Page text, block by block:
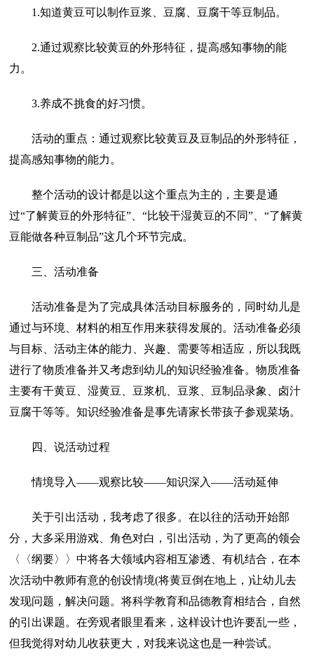
1.知道黄豆可以制作豆浆、豆腐、豆腐干等豆制品。
2.通过观察比较黄豆的外形特征，提高感知事物的能
力。
3.养成不挑食的好习惯。
活动的重点：通过观察比较黄豆及豆制品的外形特征，
提高感知事物的能力。
整个活动的设计都是以这个重点为主的，主要是通
过“了解黄豆的外形特征”、“比较干湿黄豆的不同”、“了解黄
豆能做各种豆制品”这几个环节完成。
三、活动准备
活动准备是为了完成具体活动目标服务的，同时幼儿是
通过与环境、材料的相互作用来获得发展的。活动准备必须
与目标、活动主体的能力、兴趣、需要等相适应，所以我既
进行了物质准备并又考虑到幼儿的知识经验准备。物质准备
主要有干黄豆、湿黄豆、豆浆机、豆浆、豆制品录象、卤汁
豆腐干等等。知识经验准备是事先请家长带孩子参观菜场。
四、说活动过程
情境导入——观察比较——知识深入——活动延伸
关于引出活动，我考虑了很多。在以往的活动开始部
分，大多采用游戏、角色对白，引出活动，为了更高的领会
〈〈纲要〉〉中将各大领域内容相互渗透、有机结合，在本
次活动中教师有意的创设情境(将黄豆倒在地上，)让幼儿去
发现问题，解决问题。将科学教育和品德教育相结合，自然
的引出课题。在旁观者眼里看来，这样设计也许要乱一些，
但我觉得对幼儿收获更大，对我来说这也是一种尝试。